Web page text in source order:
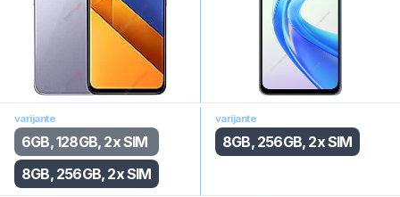
varijante
6GB, 128GB, 2x SIM
8GB, 256GB, 2x SIM
varijante
8GB, 256GB, 2x SIM